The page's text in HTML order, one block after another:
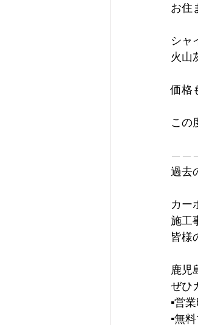
お住
シャ
火山
価格
この
過去
カー
施工
皆様
鹿児
ぜひ
▪️営
▪️無